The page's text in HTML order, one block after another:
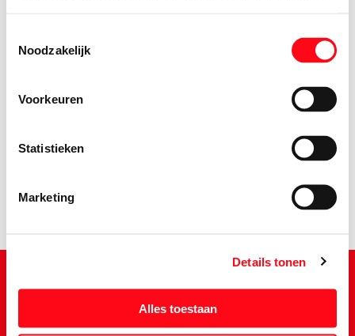
Noodzakelijk
Voorkeuren
Statistieken
Marketing
Details tonen
Alles toestaan
2.29